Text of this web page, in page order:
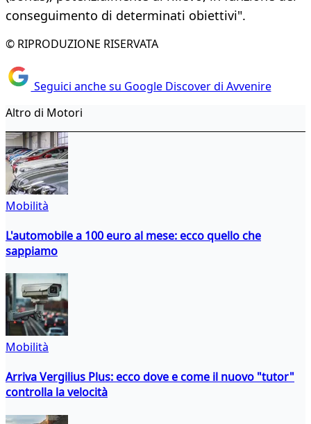
conseguimento di determinati obiettivi".
© RIPRODUZIONE RISERVATA
Seguici anche su Google Discover di Avvenire
Altro di Motori
Mobilità
L'automobile a 100 euro al mese: ecco quello che
sappiamo
Mobilità
Arriva Vergilius Plus: ecco dove e come il nuovo "tutor"
controlla la velocità